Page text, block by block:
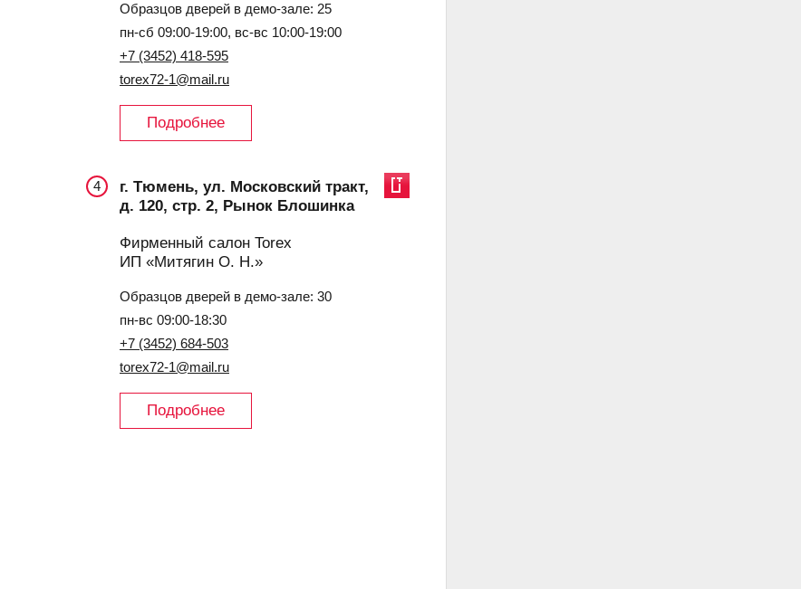
Образцов дверей в демо-зале: 25
пн-сб 09:00-19:00, вс-вс 10:00-19:00
+7 (3452) 418-595
torex72-1@mail.ru
Подробнее
4
г. Тюмень, ул. Московский тракт,
д. 120, стр. 2, Рынок Блошинка
Фирменный салон Torex
ИП «Митягин О. Н.»
Образцов дверей в демо-зале: 30
пн-вс 09:00-18:30
+7 (3452) 684-503
torex72-1@mail.ru
Подробнее